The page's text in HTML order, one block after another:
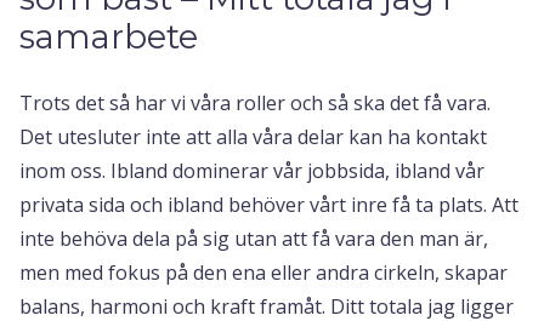
samarbete
Trots det så har vi våra roller och så ska det få vara.
Det utesluter inte att alla våra delar kan ha kontakt
inom oss. Ibland dominerar vår jobbsida, ibland vår
privata sida och ibland behöver vårt inre få ta plats. Att
inte behöva dela på sig utan att få vara den man är,
men med fokus på den ena eller andra cirkeln, skapar
balans, harmoni och kraft framåt. Ditt totala jag ligger